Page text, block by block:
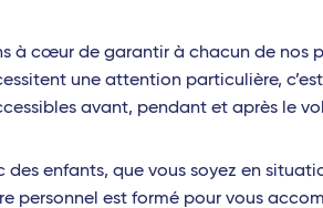
à cœur de garantir à chacun de nos
une attention particulière,
avant, pendant et après le
des enfants, que vous soyez en
personnel est formé pour vous